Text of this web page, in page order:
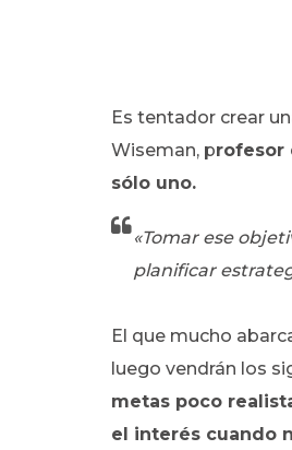
Es tentador crear
Wiseman, profesor
sólo uno.
«Tomar ese
planificar
El que mucho
luego vendrán los
metas poco
el interés cuando